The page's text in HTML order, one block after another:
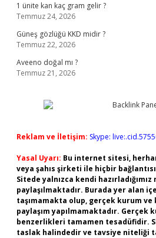
1 ünite kan kaç gram gelir ?
Temmuz 24, 2026
Güneş gözlüğü KKD midir ?
Temmuz 22, 2026
Aveeno doğal mı ?
Temmuz 21, 2026
Reklam ve İletişim: Skype:
Yasal Uyarı: Bu internet sitesi,
veya şahıs şirketi ile hiçbir
Sitede yalnızca kendi
paylaşılmaktadır. Burada yer alan
taşımamakta olup, gerçek kurum ve
paylaşım yapılmamaktadır. Gerçek
benzerlikleri tamamen tesadüfidir.
taslak halindedir ve tavsiye niteliği